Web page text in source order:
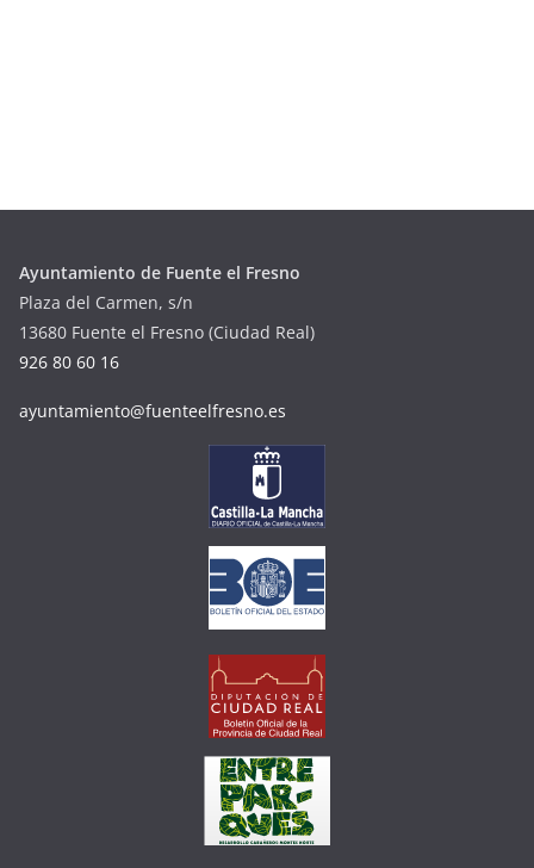
Ayuntamiento de Fuente el Fresno
Plaza del Carmen, s/n
13680 Fuente el Fresno (Ciudad Real)
926 80 60 16
ayuntamiento@fuenteelfresno.es